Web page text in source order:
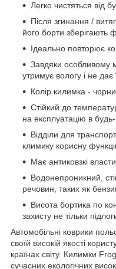
Легко чистяться від
Після згинання /
його борти зберігають
Ідеально повторює
Завдяки особливому
утримує вологу і не дає
Колір килимка -
Стійкий до
на експлуатацію в
Відділи для
климику корисну
Має антиковзкі
Водонепроникний,
речовин, таких як
Висота бортика по
захисту не тільки
Автомобільні коврики
своїй високій якості
країнах світу. Килимки
сучасних екологічних